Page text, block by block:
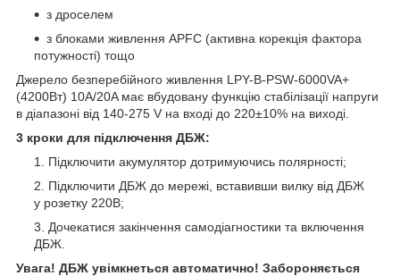
з дроселем
з блоками живлення APFC (активна корекція фактора
потужності) тощо
Джерело безперебійного живлення LPY-B-PSW-6000VA+
(4200Вт) 10A/20A має вбудовану функцію стабілізації напруги
в діапазоні від 140-275 V на вході до 220±10% на виході.
3 кроки для підключення ДБЖ:
Підключити акумулятор дотримуючись полярності;
Підключити ДБЖ до мережі, вставивши вилку від ДБЖ
у розетку 220В;
Дочекатися закінчення самодіагностики та включення
ДБЖ.
Увага! ДБЖ увімкнеться автоматично! Забороняється